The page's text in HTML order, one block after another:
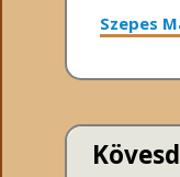
Szepes